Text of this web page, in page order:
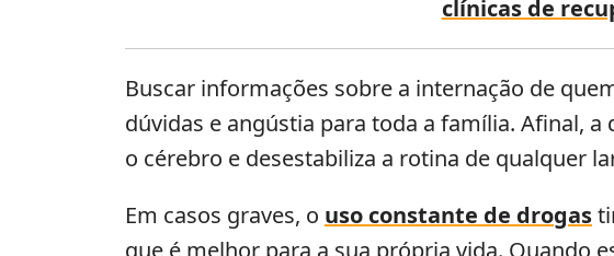
clínicas de
Buscar informações sobre a internação de
dúvidas e angústia para toda a família. Afinal,
o cérebro e desestabiliza a rotina de qualquer
Em casos graves, o uso constante de drogas
que é melhor para a sua própria vida. Quando